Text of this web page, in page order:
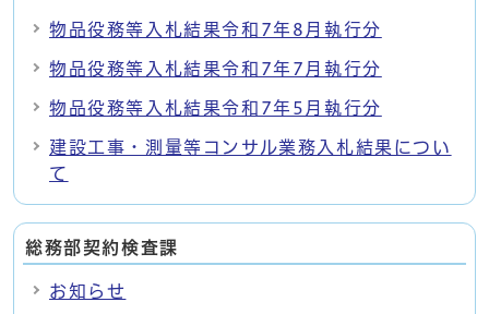
物品役務等入札結果令和7年8月執行分
物品役務等入札結果令和7年7月執行分
物品役務等入札結果令和7年5月執行分
建設工事・測量等コンサル業務入札結果につい
て
総務部契約検査課
お知らせ